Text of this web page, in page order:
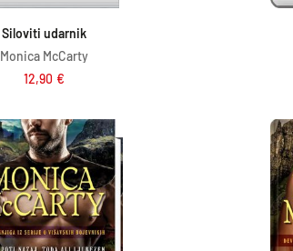
Siloviti udarnik
Monica McCarty
12,90 €